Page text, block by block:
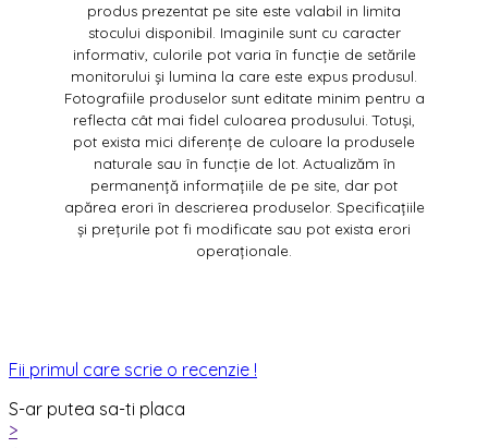
produs prezentat pe site este valabil in limita
stocului disponibil. Imaginile sunt cu caracter
informativ, culorile pot varia în funcție de setările
monitorului și lumina la care este expus produsul.
Fotografiile produselor sunt editate minim pentru a
reflecta cât mai fidel culoarea produsului. Totuși,
pot exista mici diferențe de culoare la produsele
naturale sau în funcție de lot. Actualizăm în
permanență informațiile de pe site, dar pot
apărea erori în descrierea produselor. Specificațiile
și prețurile pot fi modificate sau pot exista erori
operaționale.
Fii primul care scrie o recenzie !
S-ar putea sa-ti placa
>